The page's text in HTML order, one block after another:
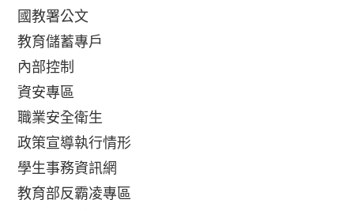
國教署公文
教育儲蓄專戶
內部控制
資安專區
職業安全衛生
政策宣導執行情形
學生事務資訊網
教育部反霸凌專區